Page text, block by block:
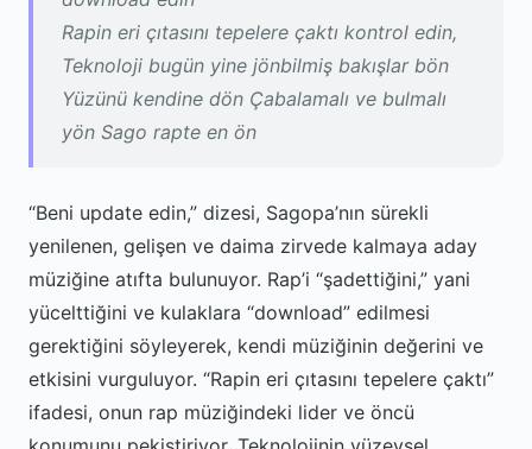
Rapin eri çıtasını tepelere çaktı kontrol edin,
Teknoloji bugün yine jönbilmiş bakışlar bön
Yüzünü kendine dön Çabalamalı ve bulmalı
yön Sago rapte en ön
“Beni update edin,” dizesi, Sagopa’nın sürekli
yenilenen, gelişen ve daima zirvede kalmaya aday
müziğine atıfta bulunuyor. Rap’i “şadettiğini,” yani
yücelttiğini ve kulaklara “download” edilmesi
gerektiğini söyleyerek, kendi müziğinin değerini ve
etkisini vurguluyor. “Rapin eri çıtasını tepelere çaktı”
ifadesi, onun rap müziğindeki lider ve öncü